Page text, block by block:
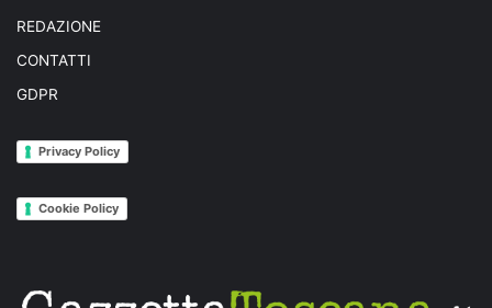
REDAZIONE
CONTATTI
GDPR
Privacy Policy
Cookie Policy